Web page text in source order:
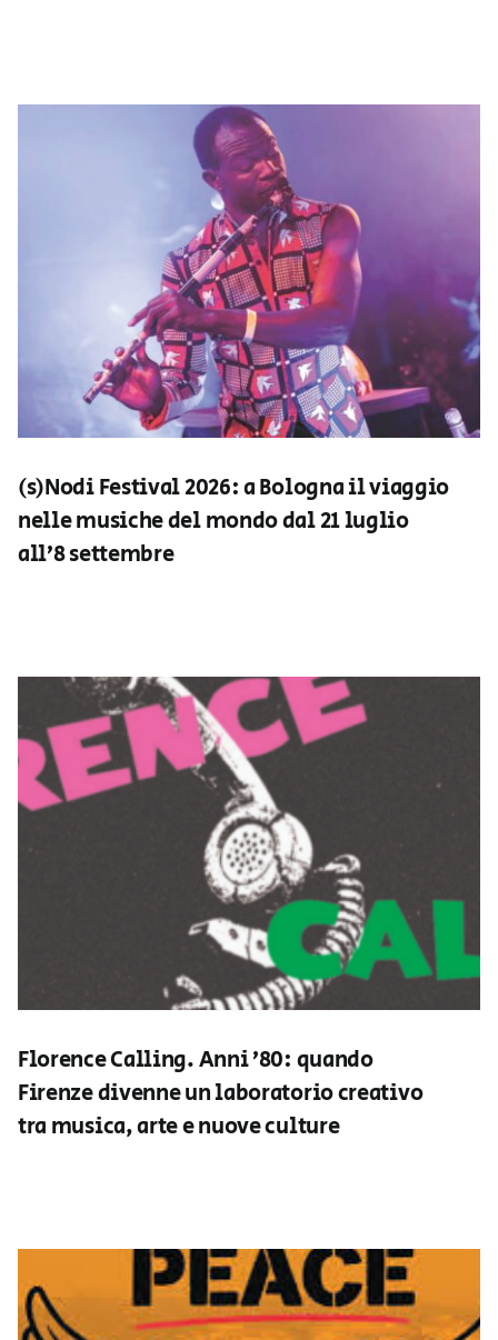
(s)Nodi Festival 2026: a Bologna il viaggio
nelle musiche del mondo dal 21 luglio
all’8 settembre
Florence Calling. Anni ’80: quando
Firenze divenne un laboratorio creativo
tra musica, arte e nuove culture